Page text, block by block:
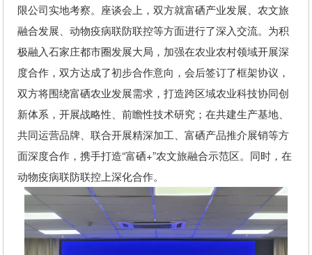
限公司实地考察。座谈会上，双方就富硒产业发展、农文旅
融合发展、动物疫病联防联控等方面进行了深入交流。为积
极融入石家庄都市圈发展大局，加强在农业农村领域开展深
度合作，双方达成了初步合作意向，会后签订了框架协议，
双方将围绕富硒农业发展需求，打造跨区域农业科技协同创
新体系，开展战略性、前瞻性技术研究；在共建生产基地、
共同运营品牌、联合开展精深加工、富硒产品推介展销等方
面深度合作，携手打造“富硒+”农文旅融合示范区。同时，在
动物疫病联防联控上深化合作。